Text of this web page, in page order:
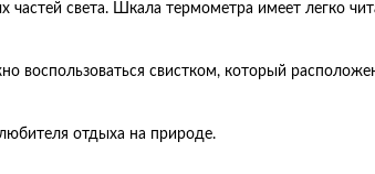
частей света. Шкала термометра имеет легко
воспользоваться свистком, который
отдыха на природе.